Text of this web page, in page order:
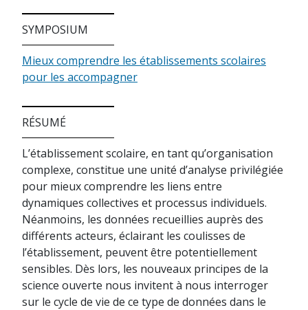
SYMPOSIUM
Mieux comprendre les établissements scolaires
pour les accompagner
RÉSUMÉ
L’établissement scolaire, en tant qu’organisation
complexe, constitue une unité d’analyse privilégiée
pour mieux comprendre les liens entre
dynamiques collectives et processus individuels.
Néanmoins, les données recueillies auprès des
différents acteurs, éclairant les coulisses de
l’établissement, peuvent être potentiellement
sensibles. Dès lors, les nouveaux principes de la
science ouverte nous invitent à nous interroger
sur le cycle de vie de ce type de données dans le